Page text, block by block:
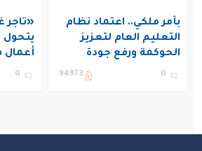
بأمر ملكي.. اعتماد نظام
التعليم العام لتعزيز
الحوكمة ورفع جودة
التعليم في المملكة
0
94973
«تاجر
يتحول
أعمال
0